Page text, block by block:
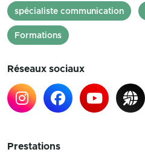
spécialiste communication
Formations
Réseaux sociaux
Prestations